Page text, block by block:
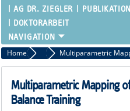
AG DR. ZIEGLER
DOKTORARBEIT
Home Projekte
Multiparametric Mapping
Balance Training